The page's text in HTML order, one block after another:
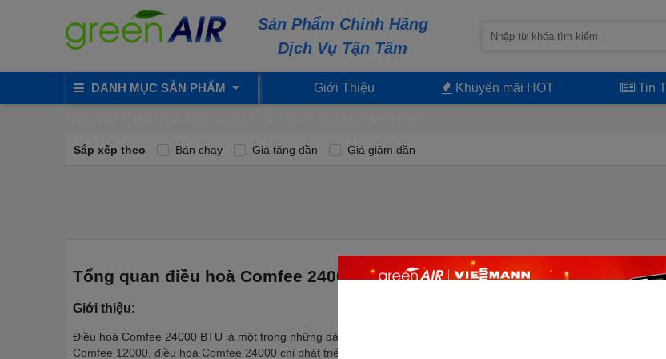
Sản Phẩm Chính Hãng
Dịch Vụ Tận Tâm
DANH MỤC SẢN PHẨM Giới Thiệu Khuyến mãi HOT Tin
Sắp xếp theo Bán chạy Giá tăng dần Giá giảm dần
Tổng quan điều hoà Comfee 24000 BTU
Giới thiệu:
Điều hoà Comfee 24000 BTU là một trong những dải công suất thường được sử dụng nhất. Không giống như 2
Comfee 12000, điều hoà Comfee 24000 chỉ phát triển duy nhất một dòng Điều hoà Comfee 24000 BTU Inverter